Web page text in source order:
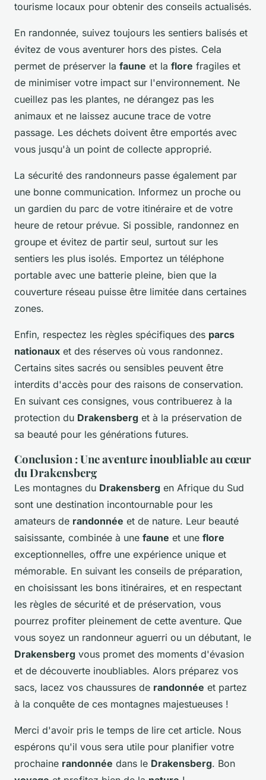
tourisme locaux pour obtenir des conseils actualisés.
En randonnée, suivez toujours les sentiers balisés et
évitez de vous aventurer hors des pistes. Cela
permet de préserver la faune et la flore fragiles et
de minimiser votre impact sur l'environnement. Ne
cueillez pas les plantes, ne dérangez pas les
animaux et ne laissez aucune trace de votre
passage. Les déchets doivent être emportés avec
vous jusqu'à un point de collecte approprié.
La sécurité des randonneurs passe également par
une bonne communication. Informez un proche ou
un gardien du parc de votre itinéraire et de votre
heure de retour prévue. Si possible, randonnez en
groupe et évitez de partir seul, surtout sur les
sentiers les plus isolés. Emportez un téléphone
portable avec une batterie pleine, bien que la
couverture réseau puisse être limitée dans certaines
zones.
Enfin, respectez les règles spécifiques des parcs
nationaux et des réserves où vous randonnez.
Certains sites sacrés ou sensibles peuvent être
interdits d'accès pour des raisons de conservation.
En suivant ces consignes, vous contribuerez à la
protection du Drakensberg et à la préservation de
sa beauté pour les générations futures.
Conclusion : Une aventure inoubliable au cœur
du Drakensberg
Les montagnes du Drakensberg en Afrique du Sud
sont une destination incontournable pour les
amateurs de randonnée et de nature. Leur beauté
saisissante, combinée à une faune et une flore
exceptionnelles, offre une expérience unique et
mémorable. En suivant les conseils de préparation,
en choisissant les bons itinéraires, et en respectant
les règles de sécurité et de préservation, vous
pourrez profiter pleinement de cette aventure. Que
vous soyez un randonneur aguerri ou un débutant, le
Drakensberg vous promet des moments d'évasion
et de découverte inoubliables. Alors préparez vos
sacs, lacez vos chaussures de randonnée et partez
à la conquête de ces montagnes majestueuses !
Merci d'avoir pris le temps de lire cet article. Nous
espérons qu'il vous sera utile pour planifier votre
prochaine randonnée dans le Drakensberg. Bon